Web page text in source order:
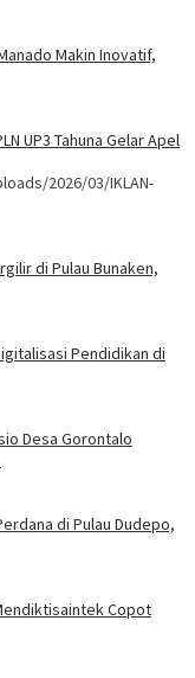
Makin Inovatif,
UP3 Tahuna Gelar Apel
2026/03/IKLAN-
di Pulau Bunaken,
Pendidikan di
Desa Gorontalo
di Pulau Dudepo,
Copot